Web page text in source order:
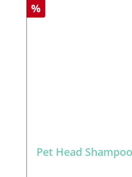
Rabatt
%
Pet Head